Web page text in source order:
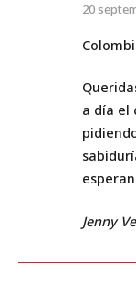
20
a día el
Jenny